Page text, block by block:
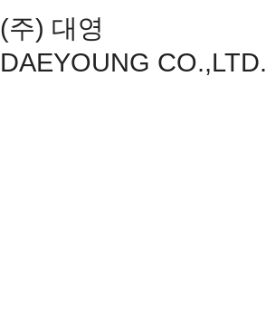
(주) 대영
DAEYOUNG CO.,LTD.